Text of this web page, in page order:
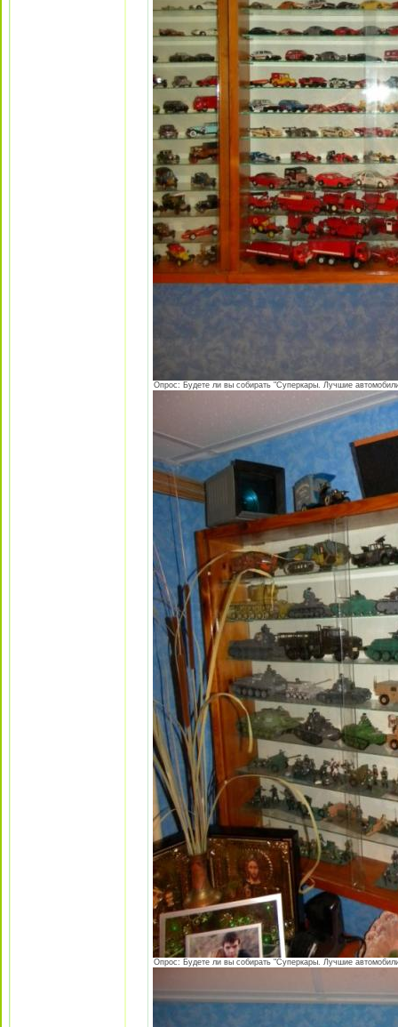
Опрос: Будете ли вы собирать "Суперкары. Лучшие
Опрос: Будете ли вы собирать "Суперкары. Лучшие